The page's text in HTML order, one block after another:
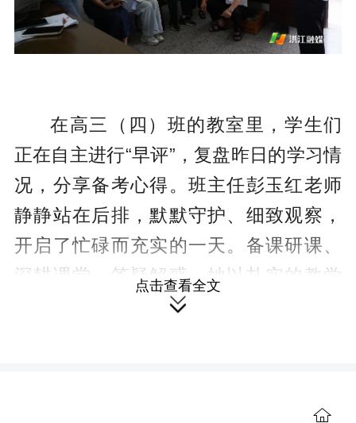
在高三（四）班的教室里，学生们
正在自主进行“早评”，复盘昨日的学习情
况，分享备考心得。班主任彭玉红老师
静静站在后排，默默守护、细致观察，
开启了忙碌而充实的一天。备课研课、
深耕课堂、答疑解惑，她以扎实的教学
工作，为学子们的高考之路保驾护航。
点击查看全文
